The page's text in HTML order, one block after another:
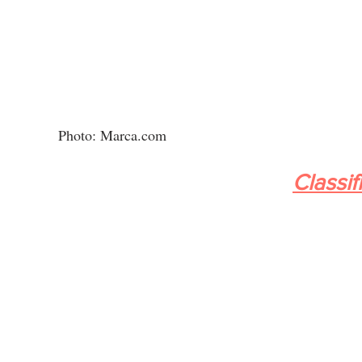
Photo: Marca.com